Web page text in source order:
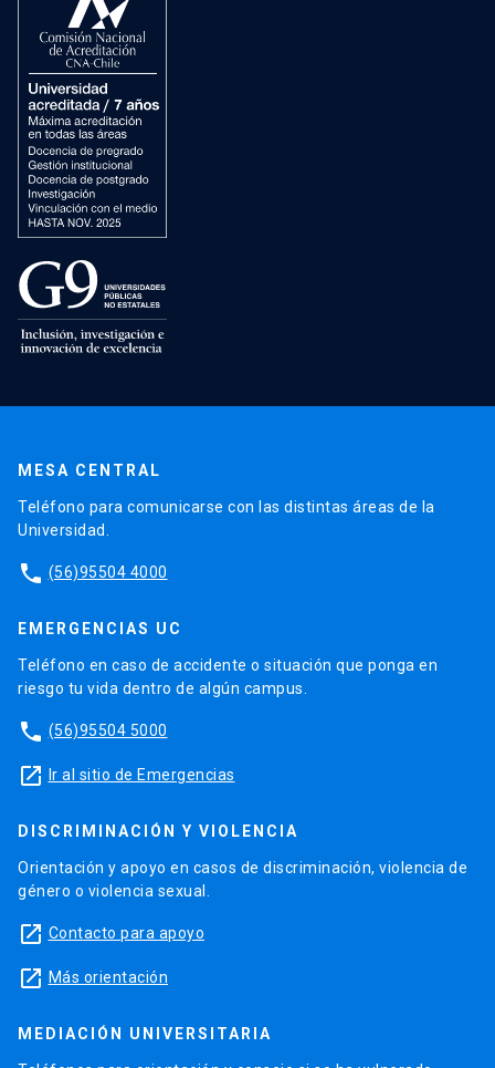
MESA CENTRAL
Teléfono para comunicarse con las distintas áreas de la
Universidad.
phone (56)95504 4000
EMERGENCIAS UC
Teléfono en caso de accidente o situación que ponga en
riesgo tu vida dentro de algún campus.
phone (56)95504 5000
launch Ir al sitio de Emergencias
DISCRIMINACIÓN Y VIOLENCIA
Orientación y apoyo en casos de discriminación, violencia de
género o violencia sexual.
launch Contacto para apoyo
launch Más orientación
MEDIACIÓN UNIVERSITARIA